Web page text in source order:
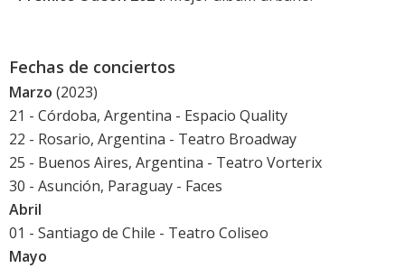
Fechas de conciertos
Marzo (2023)
21 - Córdoba, Argentina - Espacio Quality
22 - Rosario, Argentina - Teatro Broadway
25 - Buenos Aires, Argentina - Teatro Vorterix
30 - Asunción, Paraguay - Faces
Abril
01 - Santiago de Chile - Teatro Coliseo
Mayo